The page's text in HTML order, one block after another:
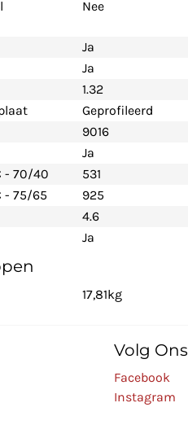
Nee
Ja
Ja
1.32
Geprofileerd
9016
Ja
- 70/40
531
- 75/65
925
4.6
Ja
17,81kg
Volg Ons
Facebook
Instagram